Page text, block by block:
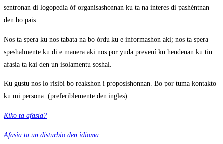
sentronan di logopedia òf organisashonnan ku ta na interes di pashèntnan
den bo pais.
Nos ta spera ku nos tabata na bo òrdu ku e informashon aki; nos ta spera
speshalmente ku di e manera aki nos por yuda prevení ku hendenan ku tin
afasia ta kai den un isolamentu soshal.
Ku gustu nos lo risibí bo reakshon i proposishonnan. Bo por tuma kontakto
ku mi persona. (preferiblemente den ingles)
Kiko ta afasia?
Afasia ta un disturbio den idioma.